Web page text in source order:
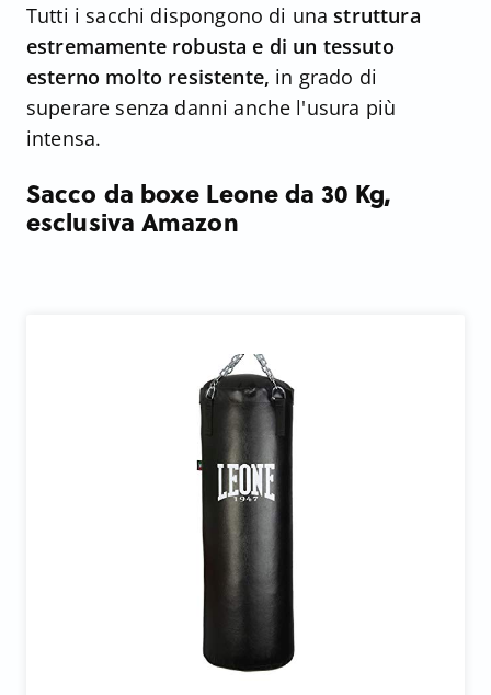
Tutti i sacchi dispongono di unastruttura
estremamente robusta e di un tessuto
esterno molto resistente, in grado di
superare senza danni anche l'usura più
intensa.
Sacco da boxe Leone da 30 Kg,
esclusiva Amazon